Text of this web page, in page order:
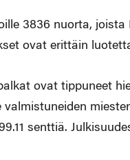
3836 nuorta,
ovat erittäin
ovat tippuneet
senttiä.